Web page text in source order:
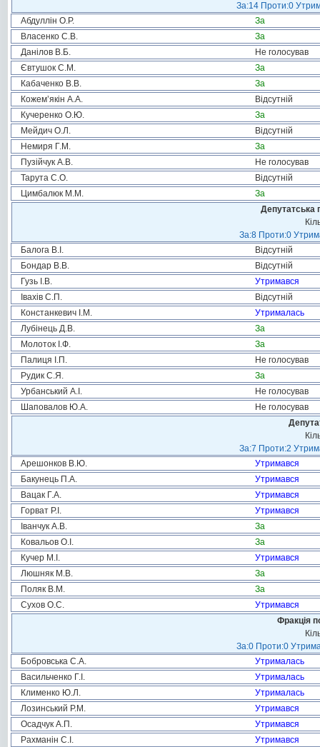
За:14 Проти:0
Абдуллін О.Р.
За
Власенко С.В.
За
Данілов В.Б.
Не голосував
Євтушок С.М.
За
Кабаченко В.В.
За
Кожем’якін А.А.
Відсутній
Кучеренко О.Ю.
За
Мейдич О.Л.
Відсутній
Немиря Г.М.
За
Пузійчук А.В.
Не голосував
Тарута С.О.
Відсутній
Цимбалюк М.М.
За
Депутатська
За:8 Проти:0
Балога В.І.
Відсутній
Бондар В.В.
Відсутній
Гузь І.В.
Утримався
Івахів С.П.
Відсутній
Констанкевич І.М.
Утрималась
Лубінець Д.В.
За
Молоток І.Ф.
За
Палиця І.П.
Не голосував
Рудик С.Я.
За
Урбанський А.І.
Не голосував
Шаповалов Ю.А.
Не голосував
За:7 Проти:2
Арешонков В.Ю.
Утримався
Бакунець П.А.
Утримався
Вацак Г.А.
Утримався
Горват Р.І.
Утримався
Іванчук А.В.
За
Ковальов О.І.
За
Кучер М.І.
Утримався
Люшняк М.В.
За
Поляк В.М.
За
Сухов О.С.
Утримався
Фракція
За:0 Проти:0
Бобровська С.А.
Утрималась
Васильченко Г.І.
Утрималась
Клименко Ю.Л.
Утрималась
Лозинський Р.М.
Утримався
Осадчук А.П.
Утримався
Рахманін С.І.
Утримався